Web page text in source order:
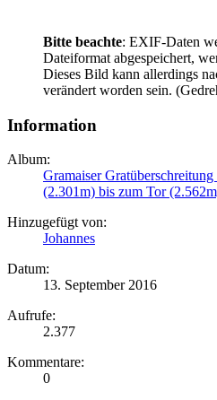
Bitte beachte: EXIF-Daten
Dateiformat abgespeichert,
Dieses Bild kann allerdings
verändert worden sein.
Information
Album:
Gramaiser
(2.301m) bis zum Tor
Hinzugefügt von:
Johannes
Datum:
13. September 2016
Aufrufe:
2.377
Kommentare:
0